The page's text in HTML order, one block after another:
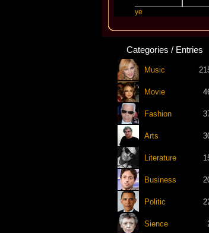
Categories / Entries
Music
Movie
Fashion
Arts
Literature
Business
Politic
Sience